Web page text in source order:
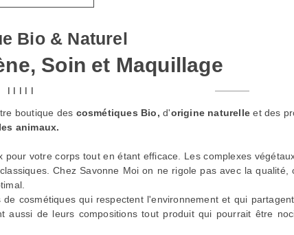
Bio & Naturel
Soin et Maquillage
boutique des cosmétiques Bio,d'origine naturelle et des
animaux.
pour votre corps tout en étant efficace. Les complexes
Chez Savonne Moi on ne rigole pas avec la qualité,
cosmétiques qui respectent l'environnement et qui
de leurs compositions tout produit qui pourrait être